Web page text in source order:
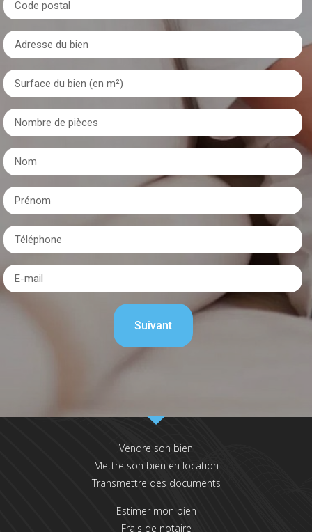
Vendre son bien
Mettre son bien en location
Transmettre des documents
Estimer mon bien
Frais de notaire